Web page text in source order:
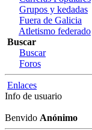
Grupos y kedadas
Fuera de Galicia
Atletismo federado
Buscar
Buscar
Foros
Enlaces
Info de usuario
Benvido Anónimo